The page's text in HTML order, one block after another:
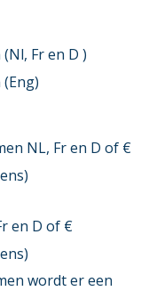
Fr en D )
NL, Fr en D of €
en D of €
wordt er een